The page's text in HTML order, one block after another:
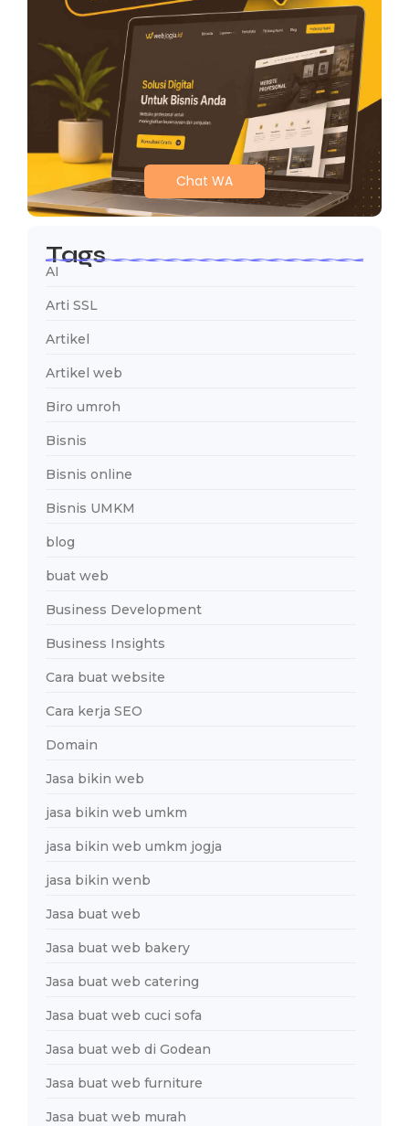
Chat WA
Tags
AI
Arti SSL
Artikel
Artikel web
Biro umroh
Bisnis
Bisnis online
Bisnis UMKM
blog
buat web
Business Development
Business Insights
Cara buat website
Cara kerja SEO
Domain
Jasa bikin web
jasa bikin web umkm
jasa bikin web umkm jogja
jasa bikin wenb
Jasa buat web
Jasa buat web bakery
Jasa buat web catering
Jasa buat web cuci sofa
Jasa buat web di Godean
Jasa buat web furniture
Jasa buat web murah